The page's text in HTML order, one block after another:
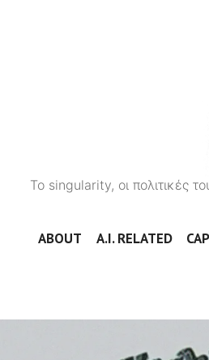
To singularity, οι πολιτικές
ABOUT A.I. RELATED